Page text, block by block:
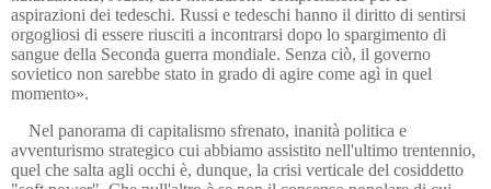
aspirazioni dei tedeschi. Russi e tedeschi hanno il diritto di sentirsi
orgogliosi di essere riusciti a incontrarsi dopo lo spargimento di
sangue della Seconda guerra mondiale. Senza ciò, il governo
sovietico non sarebbe stato in grado di agire come agì in quel
momento».
Nel panorama di capitalismo sfrenato, inanità politica e
avventurismo strategico cui abbiamo assistito nell'ultimo trentennio,
quel che salta agli occhi è, dunque, la crisi verticale del cosiddetto